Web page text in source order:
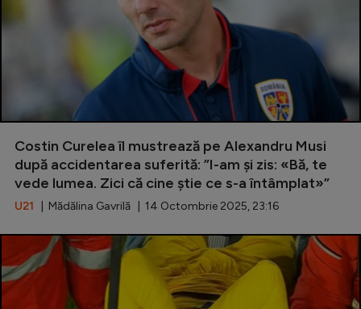
Costin Curelea îl mustrează pe Alexandru Musi
după accidentarea suferită: ”I-am și zis: «Bă, te
vede lumea. Zici că cine știe ce s-a întâmplat»”
U21 | Mădălina Gavrilă | 14 Octombrie 2025, 23:16